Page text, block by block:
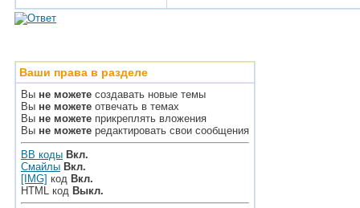
Ваши права в разделе
Вы не можете создавать новые темы
Вы не можете отвечать в темах
Вы не можете прикреплять вложения
Вы не можете редактировать свои сообщения
BB коды Вкл.
Смайлы Вкл.
[IMG] код Вкл.
HTML код Выкл.